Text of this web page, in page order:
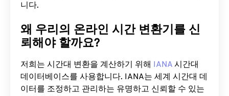
니다.
왜 우리의 온라인 시간 변환기를 신
뢰해야 할까요?
저희는 시간대 변환을 계산하기 위해 IANA 시간대
데이터베이스를 사용합니다. IANA는 세계 시간대 데
이터를 조정하고 관리하는 유명하고 신뢰할 수 있는